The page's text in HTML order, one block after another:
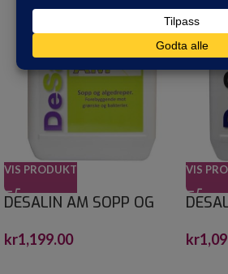
VIS PRODUKT
DESALIN AM SOPP OG
kr1,199.00
VIS
kr